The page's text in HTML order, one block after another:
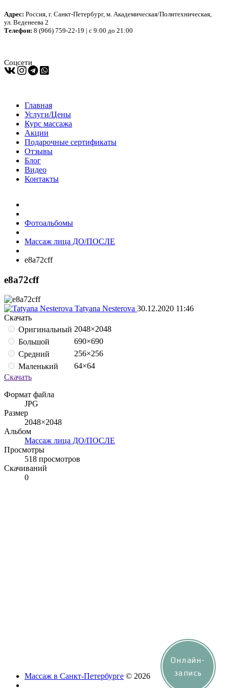
Адрес: Россия, г. Санкт-Петербург, м. Академическая/Политехническая,
ул. Веденеева 2
Телефон: 8 (966) 759-22-19 | с 9:00 до 21:00
Соцсети
Главная
Услуги/Цены
Курс массажа
Акции
Подарочные сертификаты
Отзывы
Блог
Видео
Контакты
Фотоальбомы
Массаж лица ДО/ПОСЛЕ
e8a72cff
e8a72cff
Tatyana Nesterova 30.12.2020 11:46
Скачать
Оригинальный 2048×2048
Большой
690×690
Средний
256×256
Маленький
64×64
Скачать
Формат файла
JPG
Размер
2048×2048
Альбом
Массаж лица ДО/ПОСЛЕ
Просмотры
518 просмотров
Скачиваний
0
Массаж в Санкт-Петербурге © 2026
Онлайн-
запись